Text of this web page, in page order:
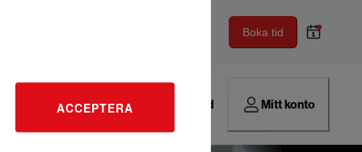
ACCEPTERA
Boka tid
Hitta verkstad Mitt konto